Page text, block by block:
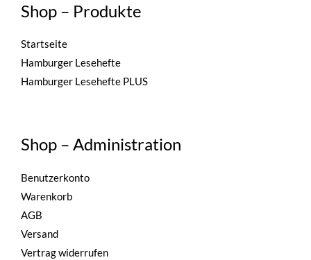
Shop – Produkte
Startseite
Hamburger Lesehefte
Hamburger Lesehefte PLUS
Shop – Administration
Benutzerkonto
Warenkorb
AGB
Versand
Vertrag widerrufen